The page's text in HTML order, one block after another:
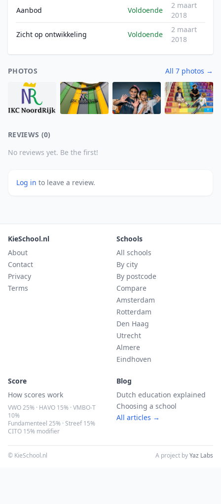
Aanbod Voldoende
2 maart
2018
Zicht op ontwikkeling Voldoende
2 maart
2018
PHOTOS All 7 photos →
REVIEWS (0)
No reviews yet. Be the first!
Log in to leave a review.
KieSchool.nl
About
Contact
Privacy
Terms
Schools
All schools
By city
By postcode
Compare
Amsterdam
Rotterdam
Den Haag
Utrecht
Almere
Eindhoven
Score
How scores work
VWO 25% · HAVO 15% · VMBO-T
10%
Fundamenteel 25% · Streef 15%
CITO 15% modifier
Blog
Dutch education explained
Choosing a school
All articles →
© KieSchool.nl A project byYaz Labs